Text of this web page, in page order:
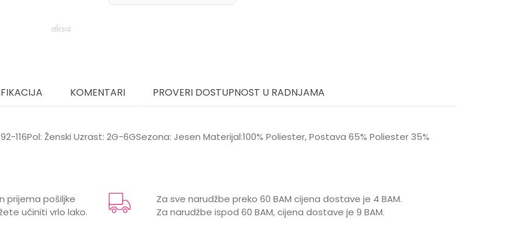
KOMENTARI PROVERI DOSTUPNOST U RADNJAMA
116Pol: Ženski Uzrast: 2G-6GSezona: Jesen Materijal:100% Poliester, Postava 65% Poliester 35%
prijema pošiljke
učiniti vrlo lako.
Za sve narudžbe preko 60 BAM cijena dostave je 4 BAM.
Za narudžbe ispod 60 BAM, cijena dostave je 9 BAM.